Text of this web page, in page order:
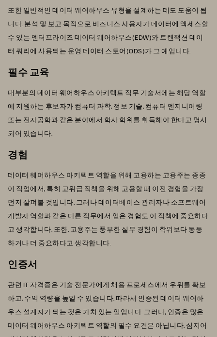
또한 일반적인 데이터 웨어하우스 유형을 설계하는 데도 도움이 됩
니다. 분석 및 보고 목적으로 비즈니스 사용자가 데이터에 액세스할
수 있는 엔터프라이즈 데이터 웨어하우스(EDW)와 트랜잭션 데이
터 쿼리에 사용되는 운영 데이터 스토어(ODS)가 그 예입니다.
필수 교육
대부분의 데이터 웨어하우스 아키텍트 직무 기술서에는 해당 역할
에 지원하는 후보자가 컴퓨터 과학, 정보 기술, 컴퓨터 엔지니어링
또는 전자공학과 같은 분야에서 학사 학위를 취득해야 한다고 명시
되어 있습니다.
경험
데이터 웨어하우스 아키텍트 역할을 위해 고용하는 고용주는 종종
이 직업에서, 특히 고위급 직책을 위해 고용할 때 이전 경험을 가장
먼저 살펴볼 것입니다. 그러나 데이터베이스 관리자나 소프트웨어
개발자 역할과 같은 다른 직무에서 얻은 경험도 이 직책에 중요하다
고 생각합니다. 또한, 고용주는 풍부한 실무 경험이 학위보다 동등
하거나 더 중요하다고 생각합니다.
인증서
관련 IT 자격증은 기술 전문가에게 채용 프로세스에서 우위를 확보
하고, 수익 역량을 높일 수 있습니다. 따라서 인증된 데이터 웨어하
우스 설계자가 되는 것은 가치 있는 일입니다. 그러나, 인증은 많은
데이터 웨어하우스 아키텍트 역할의 필수 요건은 아닙니다. 심지어